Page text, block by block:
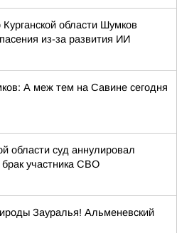
Курганской области Шумков
из-за развития ИИ
А меж тем на Савине сегодня
области суд аннулировал
участника СВО
Зауралья! Альменевский